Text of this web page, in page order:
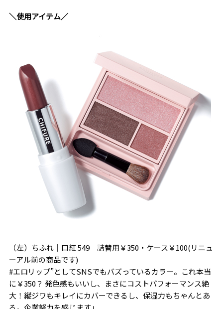
＼使用アイテム／
（左）ちふれ｜口紅 549 詰替用￥350・ケース￥100(リニュ
ーアル前の商品です)
#エロリップ”としてSNSでもバズっているカラー。これ本当
に￥350？ 発色感もいいし、まさにコストパフォーマンス絶
大！縦ジワもキレイにカバーできるし、保湿力もちゃんとあ